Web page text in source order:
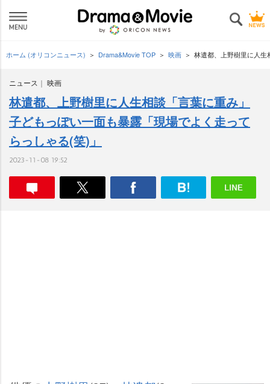
ホーム (オリコンニュース) Drama&Movie TOP 映画 林遣都、上野樹里に人
ニュース 映画
林遣都、上野樹里に人生相談「言葉に重み」
子どもっぽい一面も暴露「現場でよく走って
らっしゃる(笑)」
2023-11-08 19:52